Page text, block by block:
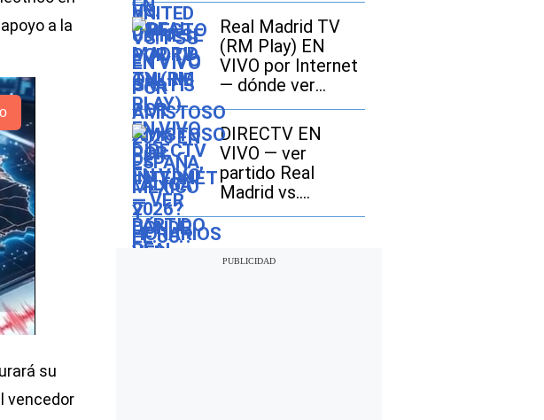
a la
su
vencedor
LaLiga 2026?
Horarios y canales
TV
Real Madrid TV
(RM Play) EN
VIVO por Internet
— dónde ver
partido Real
Madrid vs.
Ferencváros
GRATIS en Fútbol
TV y Online
DIRECTV EN
VIVO — ver
partido Real
Madrid vs.
Ferencváros por
DGO Online